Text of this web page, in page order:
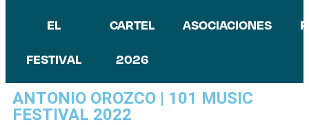
EL
FESTIVAL
CARTEL
2026
ASOCIACIONES
ANTONIO OROZCO | 101 MUSIC
FESTIVAL 2022